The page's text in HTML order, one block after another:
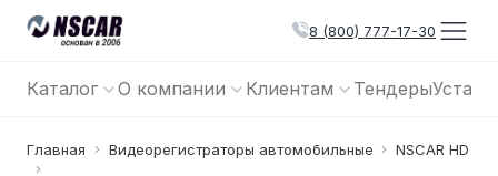
8 (800) 777-17-30
Каталог О компании Клиентам Тендеры
Главная Видеорегистраторы автомобильные NSCAR HD